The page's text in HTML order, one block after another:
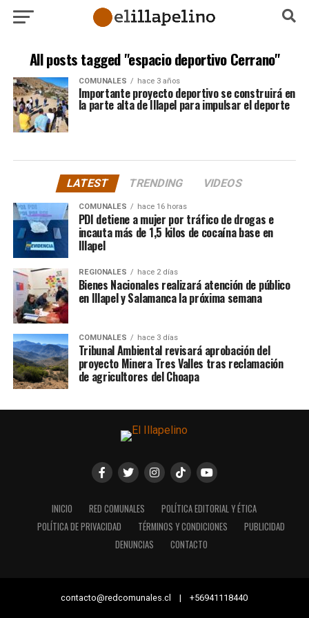
All posts tagged "espacio deportivo Cerrano"
COMUNALES hace 3 años
Importante proyecto deportivo se construirá en
la parte alta de Illapel para impulsar el deporte
LATEST TRENDING VIDEOS
COMUNALES hace 16 horas
PDI detiene a mujer por tráfico de drogas e
incauta más de 1,5 kilos de cocaína base en
Illapel
REGIONALES hace 2 días
Bienes Nacionales realizará atención de público
en Illapel y Salamanca la próxima semana
COMUNALES hace 3 días
Tribunal Ambiental revisará aprobación del
proyecto Minera Tres Valles tras reclamación
de agricultores del Choapa
INICIO RED COMUNALES
POLÍTICA EDITORIAL Y ÉTICA
POLÍTICA DE PRIVACIDAD
TÉRMINOS Y CONDICIONES
PUBLICIDAD
DENUNCIAS
CONTACTO
contacto@redcomunales.cl | +56941118440